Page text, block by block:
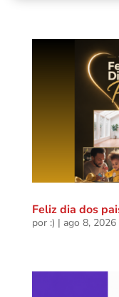
Feliz dia dos
por :) | ago 8, 2026